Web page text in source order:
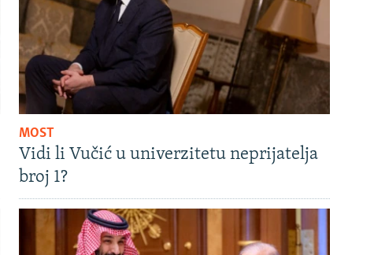
MOST
Vidi li Vučić u univerzitetu neprijatelja
broj 1?